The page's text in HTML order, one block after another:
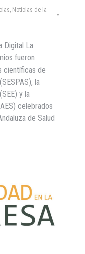
Noticias de la
Digital La
fueron
científicas de
la
y la
celebrados
de Salud